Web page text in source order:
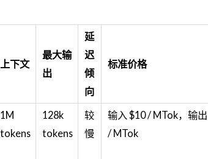
上下文
最大输
出
延
迟
倾
向
标准价格
1M
tokens
128k
tokens
较
慢
输入 $10 / MTok，输
/ MTok